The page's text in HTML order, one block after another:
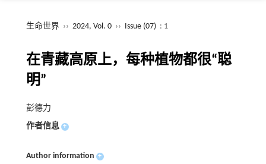
生命世界 ›› 2024, Vol. 0 ›› Issue (07) : 1
在青藏高原上，每种植物都很“聪
明”
彭德力
作者信息 +
Author information +